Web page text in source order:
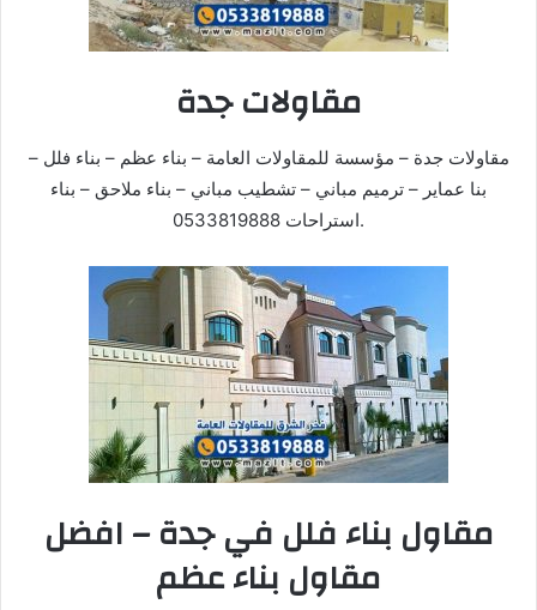
مقاولات جدة
مقاولات جدة – مؤسسة للمقاولات العامة – بناء عظم – بناء فلل –
بنا عماير – ترميم مباني – تشطيب مباني – بناء ملاحق – بناء
استراحات 0533819888.
مقاول بناء فلل في جدة – افضل
مقاول بناء عظم